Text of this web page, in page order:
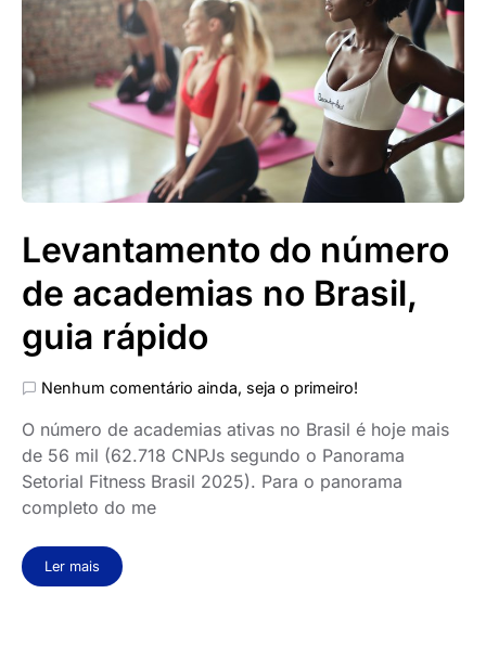
Levantamento do número
de academias no Brasil,
guia rápido
Nenhum comentário ainda, seja o primeiro!
O número de academias ativas no Brasil é hoje mais
de 56 mil (62.718 CNPJs segundo o Panorama
Setorial Fitness Brasil 2025). Para o panorama
completo do me
Ler mais